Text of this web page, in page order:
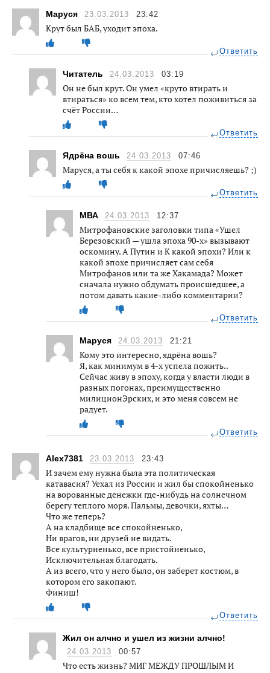
Маруся 23.03.2013 23:42
Крут был БАБ, уходит эпоха.
Ответить
Читатель 24.03.2013 03:19
Он не был крут. Он умел «круто втирать и
втираться» ко всем тем, кто хотел поживиться за
счёт России…
Ответить
Ядрёна вошь 24.03.2013 07:46
Маруся, а ты себя к какой эпохе причисляешь? ;)
Ответить
МВА 24.03.2013 12:37
Митрофановские заголовки типа «Ушел
Березовский — ушла эпоха 90-х» вызывают
оскомину. А Путин и К какой эпохи? Или к
какой эпохе причисляет сам себя
Митрофанов или та же Хакамада? Может
сначала нужно обдумать происшедшее, а
потом давать какие-либо комментарии?
Ответить
Маруся 24.03.2013 21:21
Кому это интересно, ядрёна вошь?
Я, как минимум в 4-х успела пожить..
Сейчас живу в эпоху, когда у власти люди в
разных погонах, преимущественно
милиционЭрских, и это меня совсем не
радует.
Ответить
Alex7381 23.03.2013 23:43
И зачем ему нужна была эта политическая
катавасия? Уехал из России и жил бы спокойненько
на ворованные денежки где-нибудь на солнечном
берегу теплого моря. Пальмы, девочки, яхты…
Что же теперь?
А на кладбище все спокойненько,
Ни врагов, ни друзей не видать.
Все культурненько, все пристойненько,
Исключительная благодать.
А из всего, что у него было, он заберет костюм, в
котором его закопают.
Финиш!
Ответить
Жил он алчно и ушел из жизни алчно!
24.03.2013 00:57
Что есть жизнь? МИГ МЕЖДУ ПРОШЛЫМ И